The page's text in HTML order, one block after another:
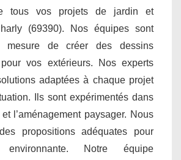
tous vos projets de jardin et
(69390). Nos équipes sont
mesure de créer des dessins
vos extérieurs. Nos experts
adaptées à chaque projet
Ils sont expérimentés dans
l’aménagement paysager. Nous
propositions adéquates pour
Notre équipe